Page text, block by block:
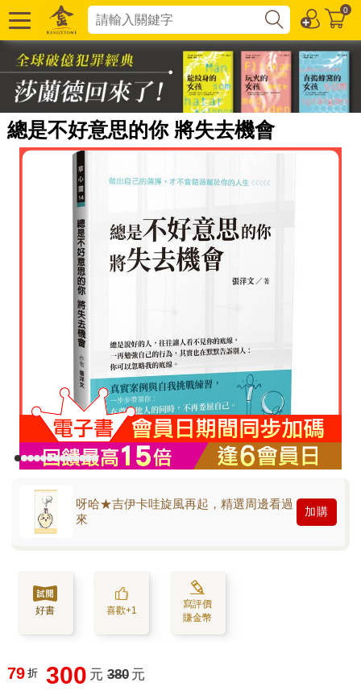
0
總是不好意思的你 將失去機會
呀哈★吉伊卡哇旋風再起，精選周邊看過
來
加購
好書 喜歡+1
寫評價
賺金幣
79 折 300 元 380 元